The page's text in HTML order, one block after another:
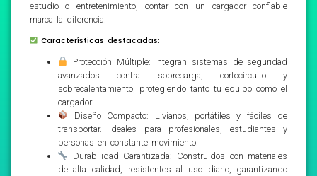
estudio o entretenimiento, contar con un cargador confiable
marca la diferencia.
Características destacadas:
Protección Múltiple: Integran sistemas de seguridad
avanzados contra sobrecarga, cortocircuito y
sobrecalentamiento, protegiendo tanto tu equipo como el
cargador.
Diseño Compacto: Livianos, portátiles y fáciles de
transportar. Ideales para profesionales, estudiantes y
personas en constante movimiento.
Durabilidad Garantizada: Construidos con materiales
de alta calidad, resistentes al uso diario, garantizando